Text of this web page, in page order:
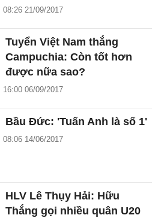
08:26 21/09/2017
Tuyển Việt Nam thắng
Campuchia: Còn tốt hơn
được nữa sao?
16:00 06/09/2017
Bầu Đức: 'Tuấn Anh là số 1'
08:06 14/06/2017
HLV Lê Thụy Hải: Hữu
Thắng gọi nhiều quân U20